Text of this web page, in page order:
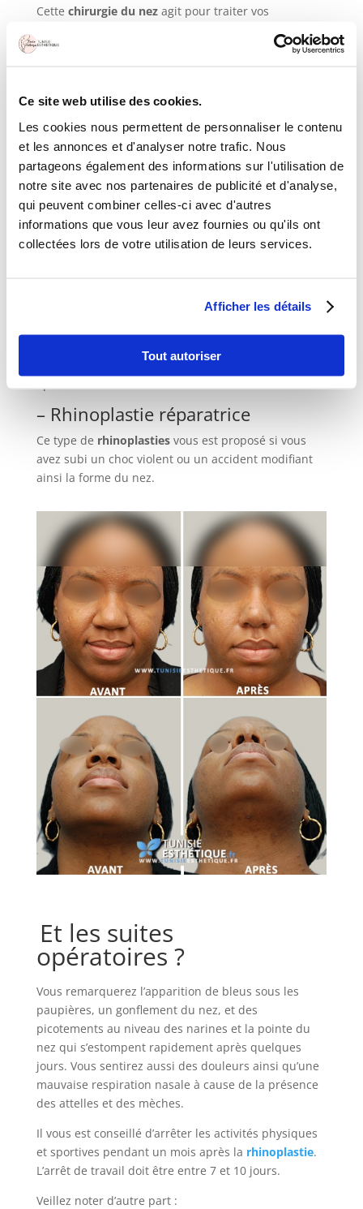
Ce site web utilise des cookies.
Les cookies nous permettent de personnaliser le contenu
et les annonces et d'analyser notre trafic. Nous
partageons également des informations sur l'utilisation de
notre site avec nos partenaires de publicité et d'analyse,
qui peuvent combiner celles-ci avec d'autres
informations que vous leur avez fournies ou qu'ils ont
collectées lors de votre utilisation de leurs services.
Afficher les détails
Tout autoriser
Cette chirurgie du nezagit pour traiter vos
d’une déviation congénitale de la cloison nasale.
– Rhinoplastie ethnique
rhinoplastie ethnique
vise à modifier la
morphologie nasale pour améliorer l’allure du nez
chez les asiatiques, les moyen-orientaux et les
africains sans effacer leurs traits et leurs origines.
Cette opération concerne la totalité du nez.
Vous pouvez avoir recours à une rhinoplastie
Elle n’est envisageable qu’un an après la première
– Rhinoplastie réparatrice
Ce type de rhinoplastiesvous est proposé si vous
avez subi un choc violent ou un accident modifiant
ainsi la forme du nez.
Et les suites
opératoires ?
Vous remarquerez l’apparition de bleus sous les
paupières, un gonflement du nez, et des
picotements au niveau des narines et la pointe du
nez qui s’estompent rapidement après quelques
jours. Vous sentirez aussi des douleurs ainsi qu’une
mauvaise respiration nasale à cause de la présence
des attelles et des mèches.
Il vous est conseillé d’arrêter les activités physiques
et sportives pendant un mois après la rhinoplastie.
L’arrêt de travail doit être entre 7 et 10 jours.
Veillez noter d’autre part :